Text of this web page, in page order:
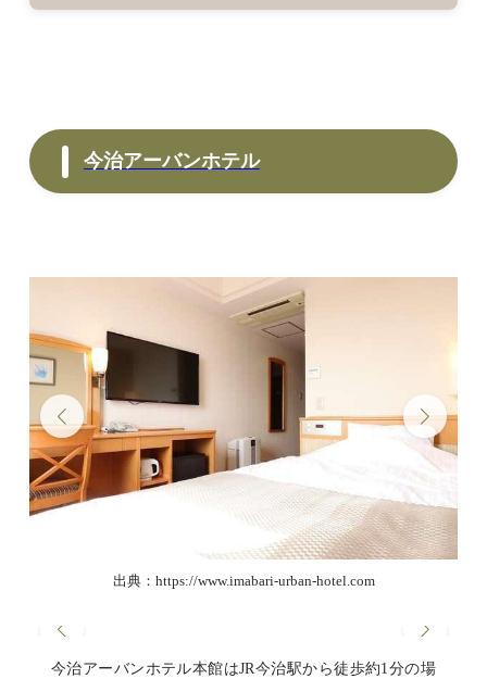
今治アーバンホテル
出典：https://www.imabari-urban-hotel.com
今治アーバンホテル本館はJR今治駅から徒歩約1分の場